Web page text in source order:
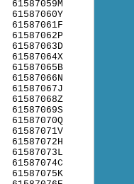
61587059M
61587060Y
61587061F
61587062P
61587063D
61587064X
61587065B
61587066N
61587067J
61587068Z
61587069S
61587070Q
61587071V
61587072H
61587073L
61587074C
61587075K